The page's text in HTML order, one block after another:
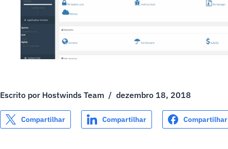
Escrito por Hostwinds Team /dezembro 18, 2018
Compartilhar Compartilhar Compartilhar